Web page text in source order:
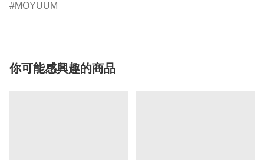
MOYUUM
你可能感興趣的商品